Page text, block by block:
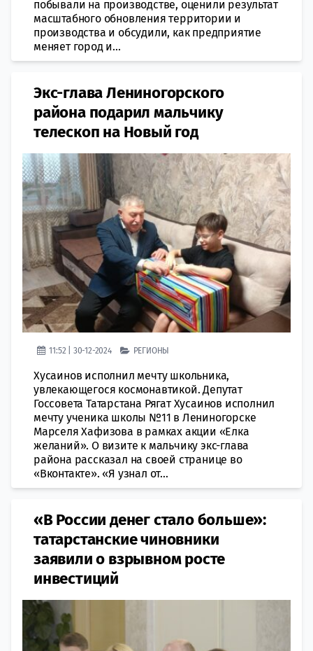
побывали на производстве, оценили результат
масштабного обновления территории и
производства и обсудили, как предприятие
меняет город и...
Экс-глава Лениногорского
района подарил мальчику
телескоп на Новый год
11:52 | 30-12-2024 РЕГИОНЫ
Хусаинов исполнил мечту школьника,
увлекающегося космонавтикой. Депутат
Госсовета Татарстана Рягат Хусаинов исполнил
мечту ученика школы №11 в Лениногорске
Марселя Хафизова в рамках акции «Елка
желаний». О визите к мальчику экс-глава
района рассказал на своей странице во
«Вконтакте». «Я узнал от...
«В России денег стало больше»:
татарстанские чиновники
заявили о взрывном росте
инвестиций